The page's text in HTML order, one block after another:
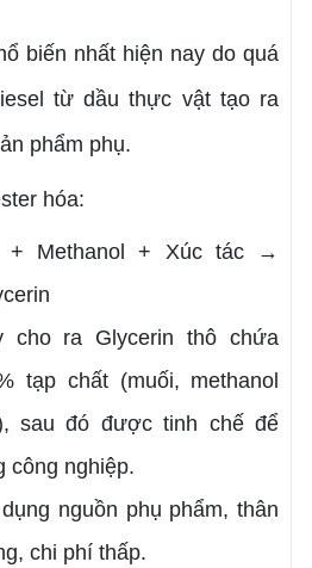
biến nhất hiện nay do quá
từ dầu thực vật tạo ra
phẩm phụ.
hóa:
+ Methanol + Xúc tác →
cho ra Glycerin thô chứa
tạp chất (muối, methanol
sau đó được tinh chế để
công nghiệp.
nguồn phụ phẩm, thân
chi phí thấp.